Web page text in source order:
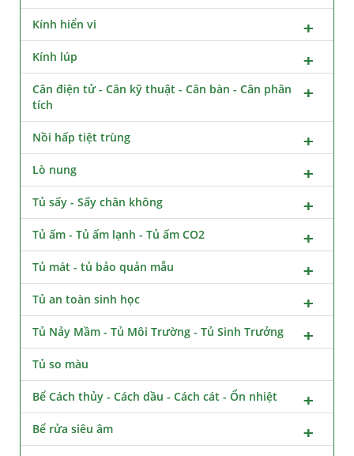
Kính hiển vi
Kính lúp
Cân điện tử - Cân kỹ thuật - Cân bàn - Cân phân
tích
Nồi hấp tiệt trùng
Lò nung
Tủ sấy - Sấy chân không
Tủ ấm - Tủ ấm lạnh - Tủ ấm CO2
Tủ mát - tủ bảo quản mẫu
Tủ an toàn sinh học
Tủ Nảy Mầm - Tủ Môi Trường - Tủ Sinh Trưởng
Tủ so màu
Bể Cách thủy - Cách dầu - Cách cát - Ổn nhiệt
Bể rửa siêu âm